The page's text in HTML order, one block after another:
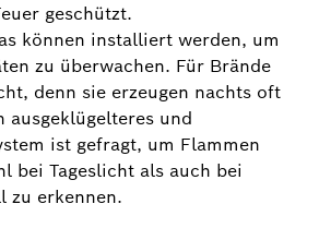
geschützt.
können installiert werden, um
zu überwachen. Für Brände
denn sie erzeugen nachts oft
ausgeklügelteres und
ist gefragt, um Flammen
bei Tageslicht als auch bei
zu erkennen.